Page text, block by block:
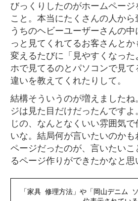
びっくりしたのがホームページ
こと。本当にたくさんの人から
うちのヘビーユーザーさんの
っと見てくれてるお客さんとか
変えるたびに「見やすくなった
ホで見てるのとパソコンで見て
違いを教えてくれたりして。
結構そういうのが増えましたね
ジは見た目だけだったんです
じの、なんとなくいい雰囲気
いな。結局何が言いたいのか
ページだったのが、言いたいこ
るページ作りができたかなと思
「家具 修理方法」や「岡山デニム